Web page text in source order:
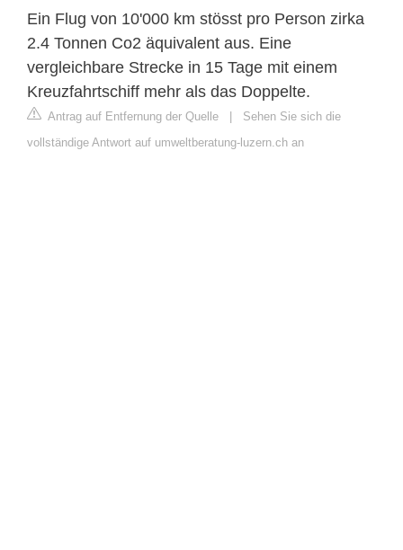
Ein Flug von 10'000 km stösst pro Person zirka
2.4 Tonnen Co2 äquivalent aus. Eine
vergleichbare Strecke in 15 Tage mit einem
Kreuzfahrtschiff mehr als das Doppelte.
Antrag auf Entfernung der Quelle | Sehen Sie sich die
vollständige Antwort auf umweltberatung-luzern.ch an